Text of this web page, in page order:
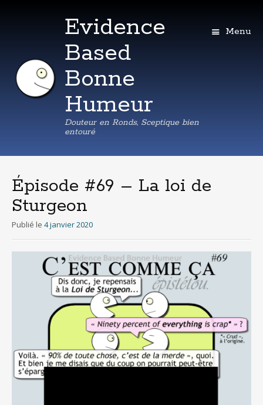
Evidence
Based
Bonne
Humeur
Douteur en Ronds, Sceptique bien
entouré
Menu
contenu
principal
Épisode #69 – La loi de
Sturgeon
Publié le 4 janvier 2020